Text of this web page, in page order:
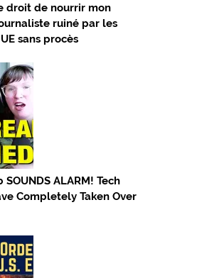
droit de nourrir mon
ruiné par les
sans procès
ALARM! Tech
Completely Taken Over